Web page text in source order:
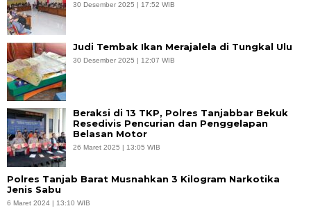
30 Desember 2025 | 17:52 WIB
Judi Tembak Ikan Merajalela di Tungkal Ulu
30 Desember 2025 | 12:07 WIB
Beraksi di 13 TKP, Polres Tanjabbar Bekuk
Resedivis Pencurian dan Penggelapan
Belasan Motor
26 Maret 2025 | 13:05 WIB
Polres Tanjab Barat Musnahkan 3 Kilogram Narkotika
Jenis Sabu
6 Maret 2024 | 13:10 WIB